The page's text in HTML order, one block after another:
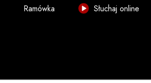
Ramówka Słuchaj online